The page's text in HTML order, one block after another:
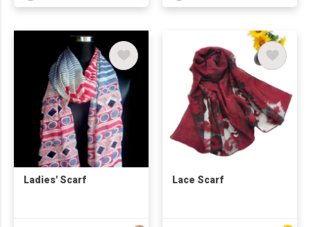
Ladies' Scarf Lace Scarf